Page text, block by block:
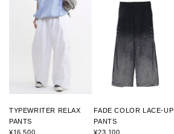
TYPEWRITER RELAX
PANTS
¥16,500
FADE COLOR LACE-UP
PANTS
¥23,100